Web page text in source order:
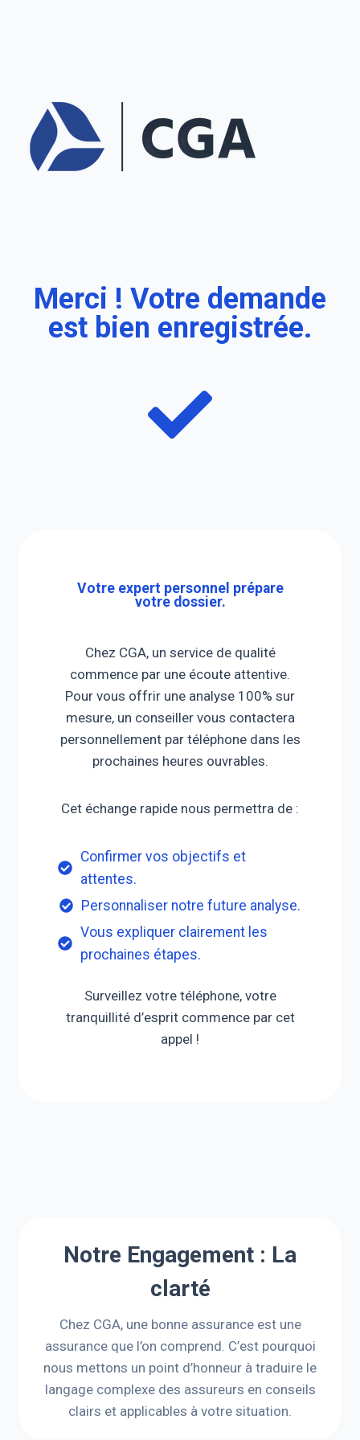
Merci ! Votre demande
est bien enregistrée.
Votre expert personnel prépare
votre dossier.
Chez CGA, un service de qualité
commence par une écoute attentive.
Pour vous offrir une analyse 100% sur
mesure, un conseiller vous contactera
personnellement par téléphone dans les
prochaines heures ouvrables.
Cet échange rapide nous permettra de :
Confirmer vos objectifs et
attentes.
Personnaliser notre future analyse.
Vous expliquer clairement les
prochaines étapes.
Surveillez votre téléphone, votre
tranquillité d’esprit commence par cet
appel !
Notre Engagement : La
clarté
Chez CGA, une bonne assurance est une
assurance que l’on comprend. C’est pourquoi
nous mettons un point d’honneur à traduire le
langage complexe des assureurs en conseils
clairs et applicables à votre situation.